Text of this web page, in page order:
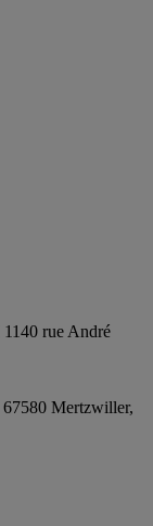
rue André
67580 Mertzwiller,